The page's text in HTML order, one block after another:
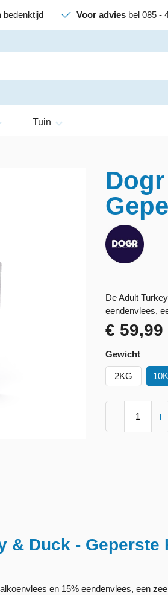
bedenktijd Voor advies bel 085 -
Tuin
De Adult
eendenvlees,
€ 59,99
Gewicht
2KG
Duck - Geperste
en 15% eendenvlees, een